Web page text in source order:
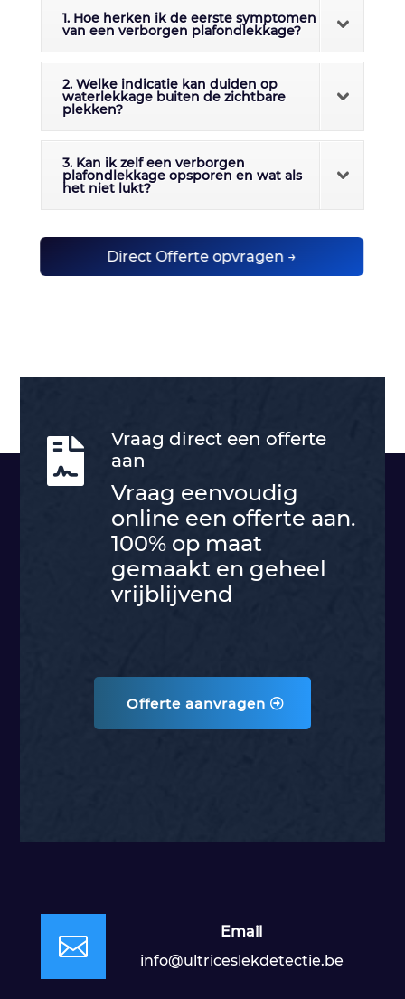
1. Hoe herken ik de eerste symptomen
van een verborgen plafondlekkage?
2. Welke indicatie kan duiden op
waterlekkage buiten de zichtbare
plekken?
3. Kan ik zelf een verborgen
plafondlekkage opsporen en wat als
het niet lukt?
Direct Offerte opvragen →

Vraag direct een offerte
aan
Vraag eenvoudig
online een offerte aan.
100% op maat
gemaakt en geheel
vrijblijvend
Offerte aanvragen

Email
info@ultriceslekdetectie.be